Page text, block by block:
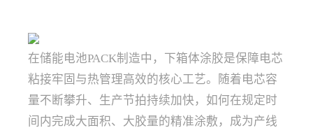
在储能电池PACK制造中，下箱体涂胶是保障电芯
粘接牢固与热管理高效的核心工艺。随着电芯容
量不断攀升、生产节拍持续加快，如何在规定时
间内完成大面积、大胶量的精准涂敷，成为产线